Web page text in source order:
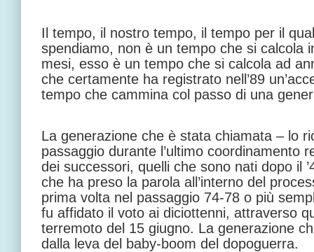
Il tempo, il nostro tempo, il tempo per il
spendiamo, non è un tempo che si calcola
mesi, esso è un tempo che si calcola ad
che certamente ha registrato nell’89
tempo che cammina col passo di una
La generazione che è stata chiamata – lo
passaggio durante l’ultimo coordinamento
dei successori, quelli che sono nati dopo il
che ha preso la parola all’interno del
prima volta nel passaggio 74-78 o più
fu affidato il voto ai diciottenni, attraverso
terremoto del 15 giugno. La generazione
dalla leva del baby-boom del dopoguerra.